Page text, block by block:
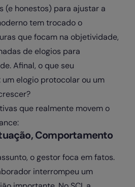
(e honestos) para ajustar a
tem trocado o
que focam na objetividade,
de elogios para
Afinal, o que seu
elogio protocolar ou um
que realmente movem o
Comportamento
o gestor foca em fatos.
interrompeu um